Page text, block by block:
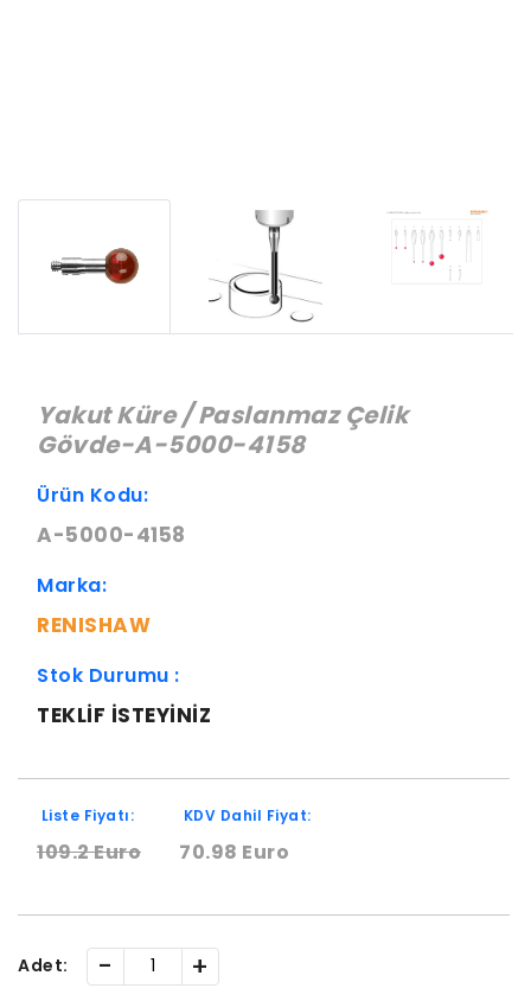
Yakut Küre / Paslanmaz Çelik
Gövde-A-5000-4158
Ürün Kodu:
A-5000-4158
Marka:
RENISHAW
Stok Durumu :
TEKLIF ISTEYINIZ
Liste Fiyatı:
109.2 Euro
KDV Dahil Fiyat:
70.98 Euro
Adet: - +